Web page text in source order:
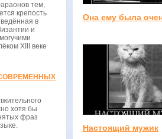
тем,
крепость
в
и
XIII веке
хотя бы
фраз
Она ему была
Настоящий мужик